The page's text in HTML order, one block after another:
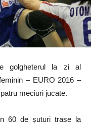
golgheterul la zi al
– EURO 2016 –
meciuri jucate.
60 de șuturi trase la